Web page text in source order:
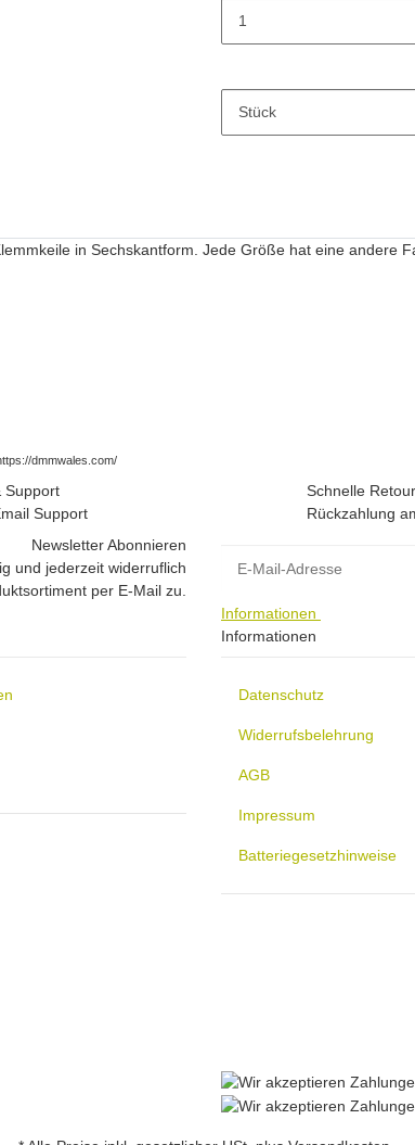
Stück
in Sechskantform. Jede Größe hat eine andere
dmmwales.com/
Support
Support
Schnelle
Rückzahlung
Newsletter Abonnieren
und jederzeit widerruflich
per E-Mail zu.
Informationen
Informationen
Datenschutz
Widerrufsbelehrung
AGB
Impressum
Batteriegesetzhinweise